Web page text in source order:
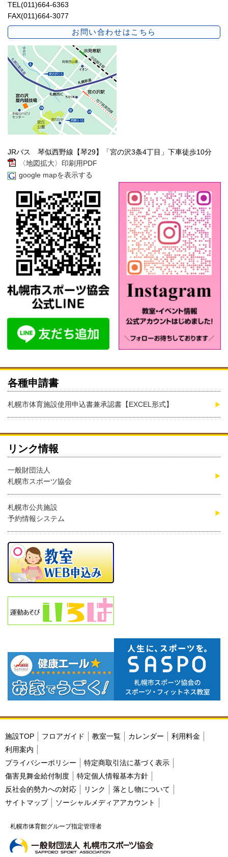
TEL(011)664-6363
FAX(011)664-3077
お問い合わせはこちら
JRバス 琴似西野線【琴29】「宮の沢3条4丁目」下車徒歩10分
〈地図拡大〉印刷用PDF
google mapを表示する
各種申請書
札幌市体育施設使用申込書兼承認書【EXCEL形式】
リンク情報
一般財団法人
札幌市スポーツ協会
札幌市公共施設
予約情報システム
施設TOP フロアガイド 教室一覧 カレンダー
利用料金
利用案内
プライバシーポリシー
特定商取引法に基づく表示
傷害見舞金給付制度
特定個人情報基本方針
反社会的勢力への対応
リンク
落とし物について
サイトマップ
ソーシャルメディアアカウント
札幌市体育館グループ指定管理者